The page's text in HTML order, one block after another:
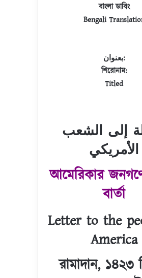
বাংলা ডাবিং
Bengali
بعنوان:
শিরোনাম:
Titled
إلى الشعب
الأمريكي
আমেরিকার
বার্তা
Letter to the
America
রামাদান, ১৪২৩